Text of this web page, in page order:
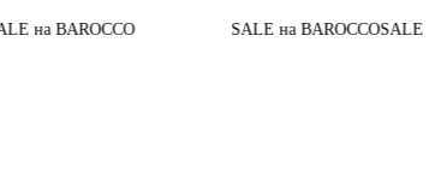
SALE на BAROCCOSALE на